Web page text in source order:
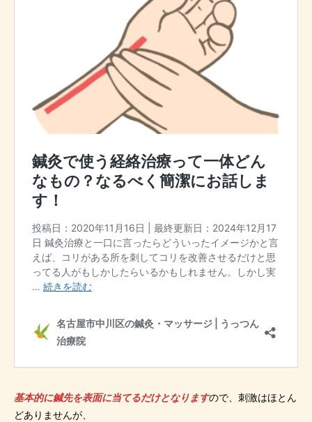
基本的に鍼先を表面に当てるだけとなりますので、刺激はほとん
どありませんが、